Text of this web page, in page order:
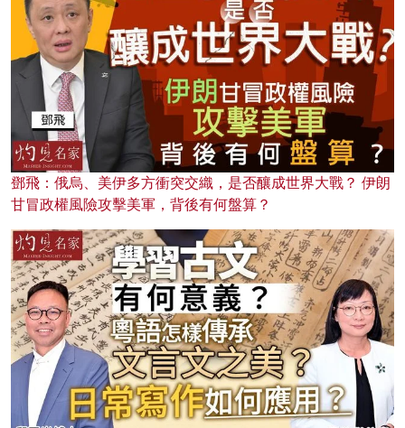
鄧飛：俄烏、美伊多方衝突交織，是否釀成世界大戰？ 伊朗
甘冒政權風險攻擊美軍，背後有何盤算？